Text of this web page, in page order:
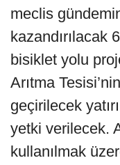
meclis
kazandırılacak
bisiklet yolu
Arıtma
geçirilecek
yetki verilecek.
kullanılmak